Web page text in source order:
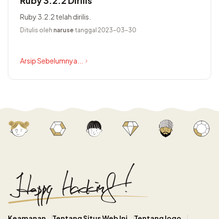
Ruby 3.2.2 telah dirilis.
Ditulis oleh naruse tanggal 2023-03-30
Arsip Sebelumnya...